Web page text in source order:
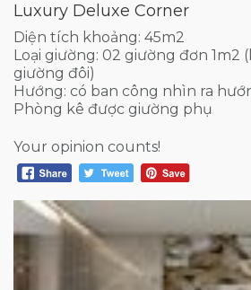
Luxury Deluxe Corner
Diện tích khoảng: 45m2
Loại giường: 02 giường đơn 1m2
giường đôi)
Hướng: có ban công nhìn ra
Phòng kê được giường phụ
Your opinion counts!